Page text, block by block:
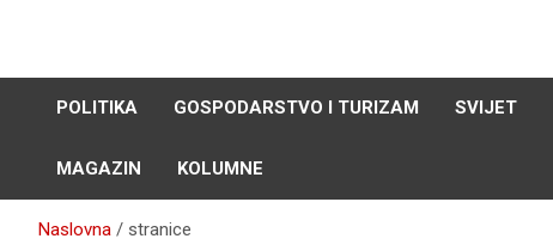
POLITIKA
GOSPODARSTVO I TURIZAM SVIJET
MAGAZIN KOLUMNE
Naslovna stranice